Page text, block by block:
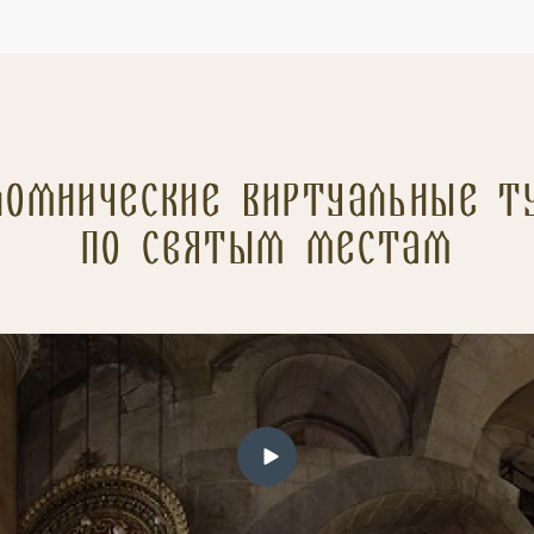
Виртуальные
по святым местам